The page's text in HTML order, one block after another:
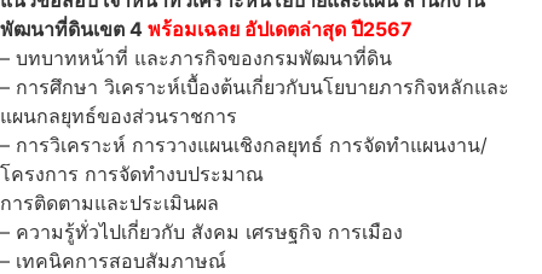
4
ชิ้น
พัฒนาที่ดินเขต 4 พร้อมเฉลย อัปเดตล่าสุด ปี2567
– บทบาทหน้าที่ และภารกิจของกรมพัฒนาที่ดิน
– การศึกษา วิเคราะห์เบื้องต้นเกี่ยวกับนโยบายภารกิจหลักและ
แผนกลยุทธ์ของส่วนราชการ
– การวิเคราะห์ การวางแผนเชิงกลยุทธ์ การจัดทำแผนงาน/
โครงการ การจัดทำงบประมาณ
การติดตามและประเมินผล
– ความรู้ทั่วไปเกี่ยวกับ สังคม เศรษฐกิจ การเมือง
– เทคนิคการสอบสัมภาษณ์